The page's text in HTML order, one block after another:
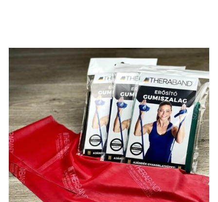
Részletek